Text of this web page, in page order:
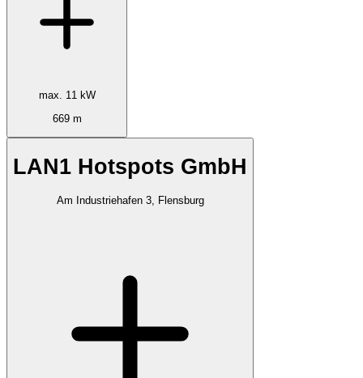
max. 11 kW
669 m
LAN1 Hotspots GmbH
Am Industriehafen 3, Flensburg